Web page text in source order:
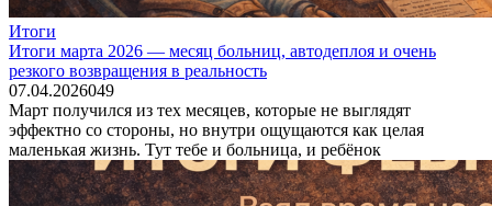
Итоги
Итоги марта 2026 — месяц больниц, автодеплоя и очень
резкого возвращения в реальность
07.04.2026049
Март получился из тех месяцев, которые не выглядят
эффектно со стороны, но внутри ощущаются как целая
маленькая жизнь. Тут тебе и больница, и ребёнок